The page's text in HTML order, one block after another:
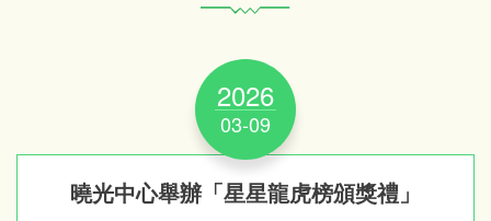
2026
03-09
曉光中心舉辦「星星龍虎榜頒獎禮」